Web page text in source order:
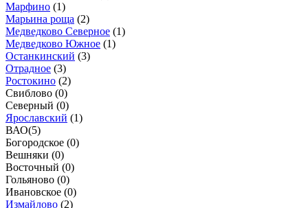
Марфино (1)
Марьина роща (2)
Медведково Северное (1)
Медведково Южное (1)
Останкинский (3)
Отрадное (3)
Ростокино (2)
Свиблово (0)
Северный (0)
Ярославский (1)
ВАО(5)
Богородское (0)
Вешняки (0)
Восточный (0)
Гольяново (0)
Ивановское (0)
Измайлово (2)